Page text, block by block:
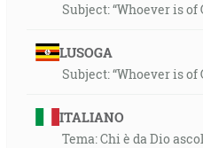
Subject: “Whoever is of
LUSOGA
Subject: “Whoever is of
ITALIANO
Tema: Chi è da Dio